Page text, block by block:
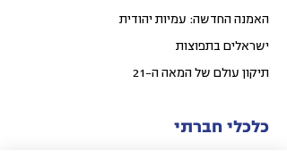
האמנה החדשה: עמיות יהודית
ישראלים בתפוצות
תיקון עולם של המאה ה-21
כלכלי חברתי